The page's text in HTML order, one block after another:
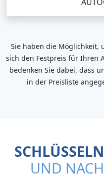
Sie haben die Möglichkeit,
sich den Festpreis für Ihren
bedenken Sie dabei, dass
in der Preisliste
UND